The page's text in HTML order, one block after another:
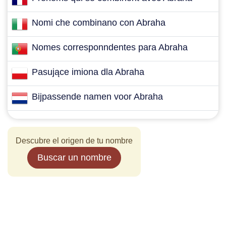
Nomi che combinano con Abraha
Nomes corresponndentes para Abraha
Pasujące imiona dla Abraha
Bijpassende namen voor Abraha
Descubre el origen de tu nombre
Buscar un nombre